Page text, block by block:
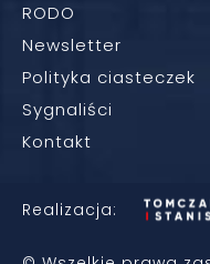
RODO
Newsletter
Polityka ciasteczek
Sygnaliści
Kontakt
Realizacja: